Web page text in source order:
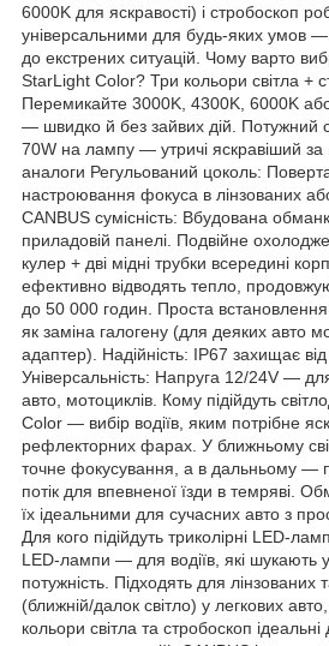
6000K для яскравості) і стробоскоп
універсальними для будь-яких умов
до екстрених ситуацій. Чому варто
StarLight Color? Три кольори світла +
Перемикайте 3000K, 4300K, 6000K або
— швидко й без зайвих дій. Потужний
70W на лампу — утричі яскравіший за
аналоги Регульований цоколь:
настроювання фокуса в лінзованих
CANBUS сумісність: Вбудована
приладовій панелі. Подвійне
кулер + дві мідні трубки всередині
ефективно відводять тепло,
до 50 000 годин. Проста
як заміна галогену (для деяких авто
адаптер). Надійність: IP67 захищає від
Універсальність: Напруга 12/24V —
авто, мотоциклів. Кому підійдуть
Color — вибір водіїв, яким потрібне
рефлекторних фарах. У ближньому
точне фокусування, а в дальньому —
потік для впевненої їзди в темряві.
їх ідеальними для сучасних авто з
Для кого підійдуть триколірні LED-
LED-лампи — для водіїв, які шукають
потужність. Підходять для
(ближній/далок світло) у легкових
кольори світла та стробоскоп